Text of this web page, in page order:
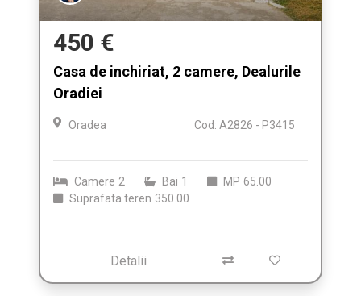
450 €
Casa de inchiriat, 2 camere, Dealurile
Oradiei
Oradea Cod: A2826 - P3415
Camere 2 Bai 1 MP 65.00
Suprafata teren 350.00
Detalii